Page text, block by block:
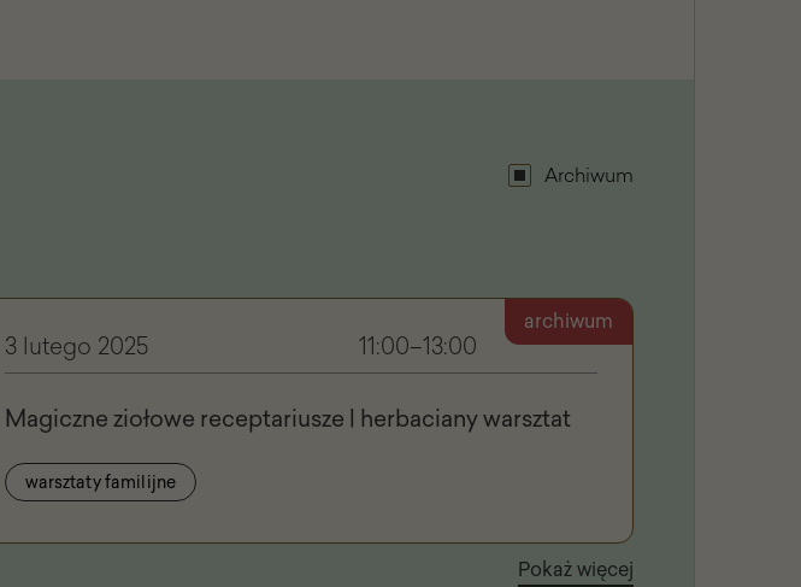
Archiwum
archiwum
3 lutego 2025 11:00–13:00
Magiczne ziołowe receptariusze | herbaciany warsztat
warsztaty familijne
Pokaż więcej